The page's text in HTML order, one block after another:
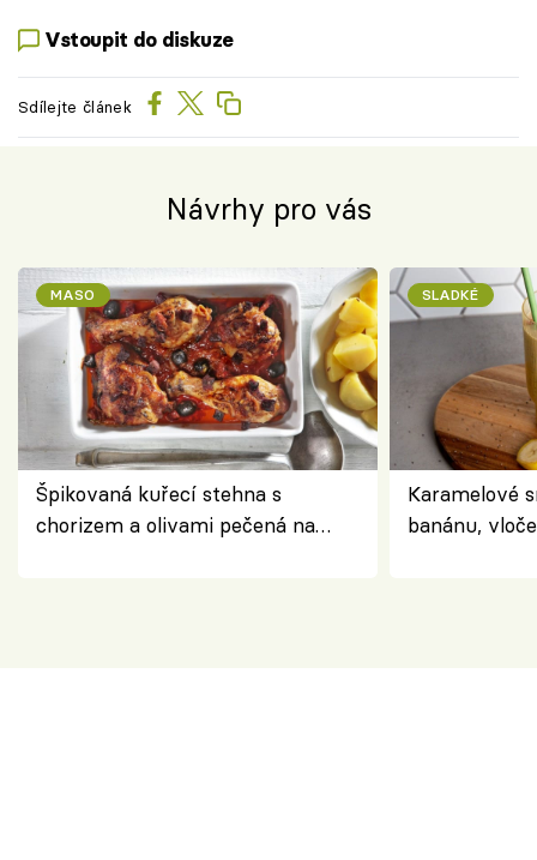
Vstoupit do diskuze
Sdílejte článek
Návrhy pro vás
MASO
Špikovaná kuřecí stehna s
chorizem a olivami pečená na
SLADKÉ
Karamelové
banánu,